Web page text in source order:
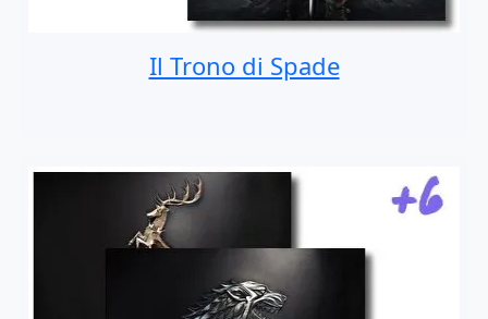
Il Trono di Spade